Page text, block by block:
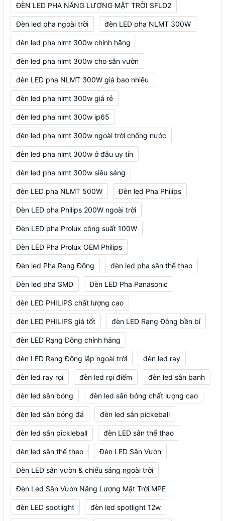
ĐÈN LED PHA NĂNG LƯỢNG MẶT TRỜI SFLD2
Đèn led pha ngoài trời đèn LED pha NLMT 300W
đèn led pha nlmt 300w chính hãng
đèn led pha nlmt 300w cho sân vườn
đèn LED pha NLMT 300W giá bao nhiêu
đèn led pha nlmt 300w giá rẻ
đèn led pha nlmt 300w ip65
đèn led pha nlmt 300w ngoài trời chống nước
đèn led pha nlmt 300w ở đâu uy tín
đèn led pha nlmt 300w siêu sáng
đèn LED pha NLMT 500W Đèn led Pha Philips
Đèn LED pha Philips 200W ngoài trời
Đèn LED pha Prolux công suất 100W
Đèn LED Pha Prolux OEM Philips
Đèn led Pha Rạng Đông đèn led pha sân thể thao
Đèn led pha SMD Đèn LED Pha Panasonic
đèn LED PHILIPS chất lượng cao
đèn LED PHILIPS giá tốt đèn LED Rạng Đông bền bỉ
đèn LED Rạng Đông chính hãng
đèn LED Rạng Đông lắp ngoài trời đèn led ray
đèn led ray rọi đèn led rọi điểm đèn led sân banh
đèn led sân bóng đèn led sân bóng chất lượng cao
đèn led sân bóng đá đèn led sân pickeball
đèn led sân pickleball đèn LED sân thể thao
đèn led sân thể theo Đèn LED Sân Vườn
Đèn LED sân vườn & chiếu sáng ngoài trời
Đèn Led Sân Vườn Năng Lượng Mặt Trời MPE
đèn LED spotlight đèn led spotlight 12w